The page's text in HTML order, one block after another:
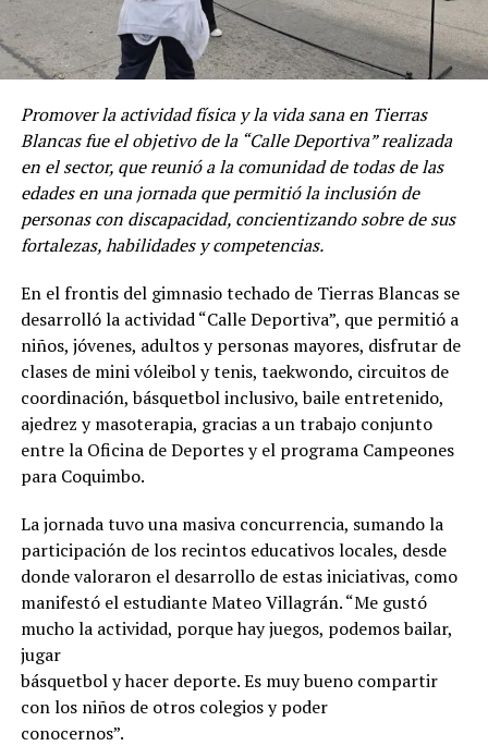
Promover la actividad física y la vida sana en Tierras
Blancas fue el objetivo de la “Calle Deportiva” realizada
en el sector, que reunió a la comunidad de todas de las
edades en una jornada que permitió la inclusión de
personas con discapacidad, concientizando sobre de sus
fortalezas, habilidades y competencias.
En el frontis del gimnasio techado de Tierras Blancas se
desarrolló la actividad “Calle Deportiva”, que permitió a
niños, jóvenes, adultos y personas mayores, disfrutar de
clases de mini vóleibol y tenis, taekwondo, circuitos de
coordinación, básquetbol inclusivo, baile entretenido,
ajedrez y masoterapia, gracias a un trabajo conjunto
entre la Oficina de Deportes y el programa Campeones
para Coquimbo.
La jornada tuvo una masiva concurrencia, sumando la
participación de los recintos educativos locales, desde
donde valoraron el desarrollo de estas iniciativas, como
manifestó el estudiante Mateo Villagrán. “Me gustó
mucho la actividad, porque hay juegos, podemos bailar,
jugar
básquetbol y hacer deporte. Es muy bueno compartir
con los niños de otros colegios y poder
conocernos”.